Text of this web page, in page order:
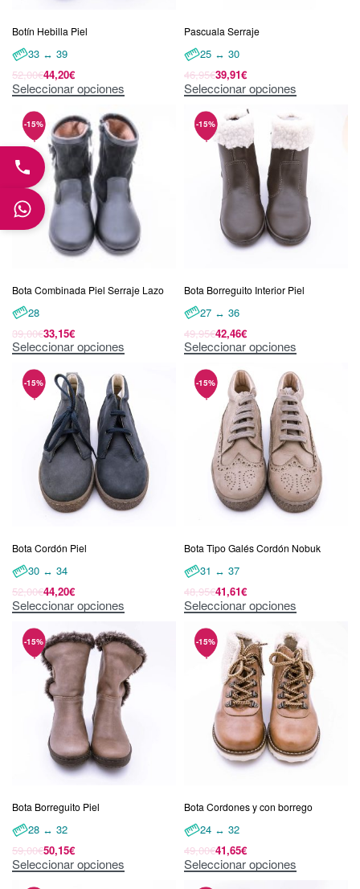
Botín Hebilla Piel
33 ↔ 39
52,00€44,20€
Seleccionar opciones
Pascuala Serraje
25 ↔ 30
46,95€39,91€
Seleccionar opciones
Bota Combinada Piel Serraje Lazo
28
39,00€33,15€
Seleccionar opciones
Bota Borreguito Interior Piel
27 ↔ 36
49,95€42,46€
Seleccionar opciones
Bota Cordón Piel
30 ↔ 34
52,00€44,20€
Seleccionar opciones
Bota Tipo Galés Cordón Nobuk
31 ↔ 37
48,95€41,61€
Seleccionar opciones
Bota Borreguito Piel
28 ↔ 32
59,00€50,15€
Seleccionar opciones
Bota Cordones y con borrego
24 ↔ 32
49,00€41,65€
Seleccionar opciones